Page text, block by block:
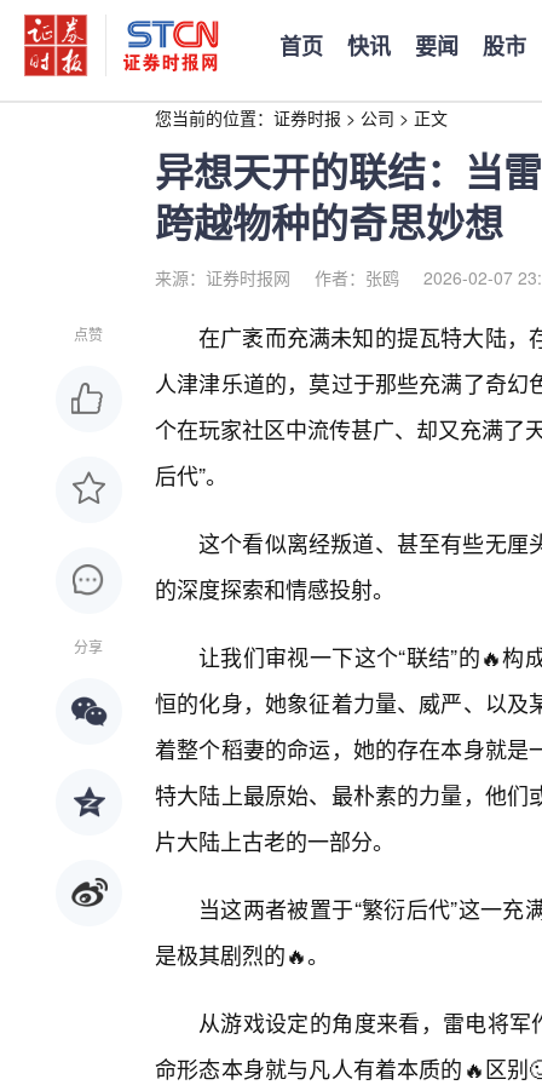
首页 快讯 要闻 股市
您当前的位置： 证券时报 > 公司 > 正文
异想天开的联结：当
跨越物种的奇思妙想
来源：证券时报网 作者：张鸥 2026-02-07
点赞
分享
在广袤而充满未知的提瓦特大陆，
人津津乐道的，莫过于那些充满了奇
个在玩家社区中流传甚广、却又充满
后代”。
这个看似离经叛道、甚至有些无厘
的深度探索和情感投射。
让我们审视一下这个“联结”的🔥
恒的化身，她象征着力量、威严、以
着整个稻妻的命运，她的存在本身就
特大陆上最原始、最朴素的力量，他
片大陆上古老的一部分。
当这两者被置于“繁衍后代”这一
是极其剧烈的🔥。
从游戏设定的角度来看，雷电将军
命形态本身就与凡人有着本质的🔥区